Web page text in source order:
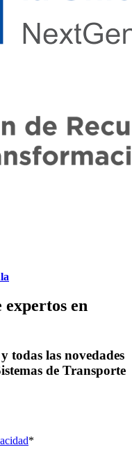
expertos en
todas las novedades
de Transporte
*